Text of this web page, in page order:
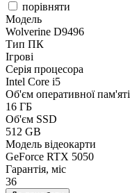
порівняти
Модель
Wolverine D9496
Тип ПК
Ігрові
Серія процесора
Intel Core i5
Об'єм оперативної пам'яті
16 ГБ
Об'єм SSD
512 GB
Модель відеокарти
GeForce RTX 5050
Гарантія, міс
36